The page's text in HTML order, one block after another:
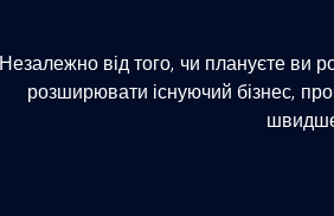
Незалежно від того, чи плануєте ви
розширювати існуючий бізнес,